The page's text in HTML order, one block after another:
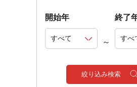
開始年
～
終了
絞り込み検索